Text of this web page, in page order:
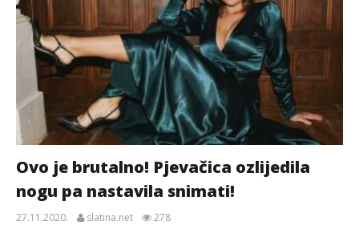
Ovo je brutalno! Pjevačica ozlijedila
nogu pa nastavila snimati!
27.11.2020. slatina.net 278